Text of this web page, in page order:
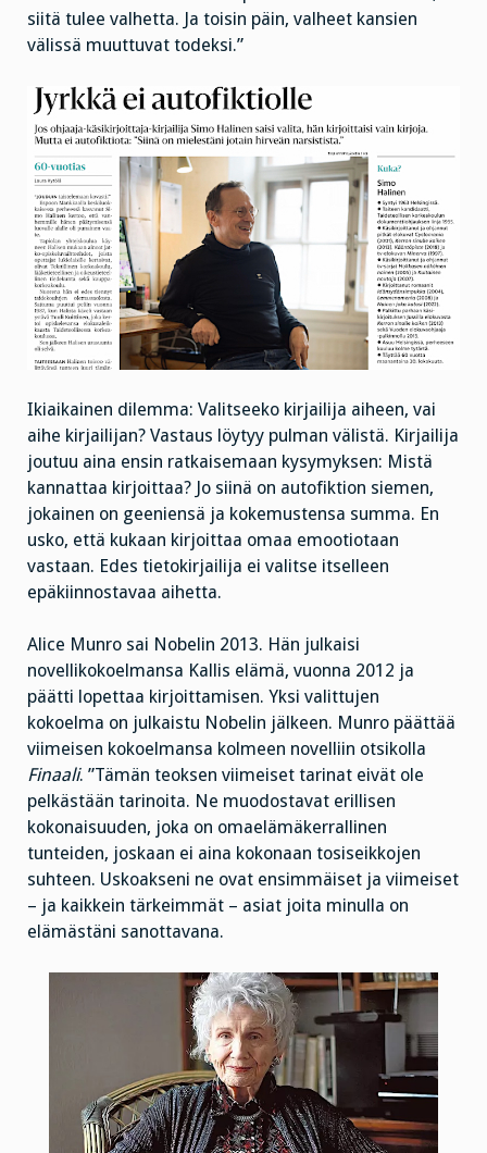
siitä tulee valhetta. Ja toisin päin, valheet kansien
välissä muuttuvat todeksi.”
Ikiaikainen dilemma: Valitseeko kirjailija aiheen, vai
aihe kirjailijan? Vastaus löytyy pulman välistä. Kirjailija
joutuu aina ensin ratkaisemaan kysymyksen: Mistä
kannattaa kirjoittaa? Jo siinä on autofiktion siemen,
jokainen on geeniensä ja kokemustensa summa. En
usko, että kukaan kirjoittaa omaa emootiotaan
vastaan. Edes tietokirjailija ei valitse itselleen
epäkiinnostavaa aihetta.
Alice Munro sai Nobelin 2013. Hän julkaisi
novellikokoelmansa Kallis elämä, vuonna 2012 ja
päätti lopettaa kirjoittamisen. Yksi valittujen
kokoelma on julkaistu Nobelin jälkeen. Munro päättää
viimeisen kokoelmansa kolmeen novelliin otsikolla
Finaali. ”Tämän teoksen viimeiset tarinat eivät ole
pelkästään tarinoita. Ne muodostavat erillisen
kokonaisuuden, joka on omaelämäkerrallinen
tunteiden, joskaan ei aina kokonaan tosiseikkojen
suhteen. Uskoakseni ne ovat ensimmäiset ja viimeiset
– ja kaikkein tärkeimmät – asiat joita minulla on
elämästäni sanottavana.